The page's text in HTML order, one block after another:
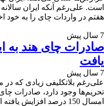
هفتم در واردات چای را به
7 سال پیش
یافت
7 سال پیش
علی‌رغم بلاتکلیفی زیادی که
امسال 150 درصد افزایش یافته است.